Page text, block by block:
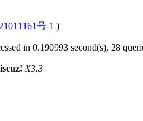
号-1 )
in 0.190993 second(s), 28
X3.3